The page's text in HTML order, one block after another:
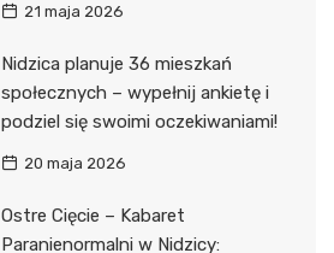
21 maja 2026
Nidzica planuje 36 mieszkań
społecznych – wypełnij ankietę i
podziel się swoimi oczekiwaniami!
20 maja 2026
Ostre Cięcie – Kabaret
Paranienormalni w Nidzicy: